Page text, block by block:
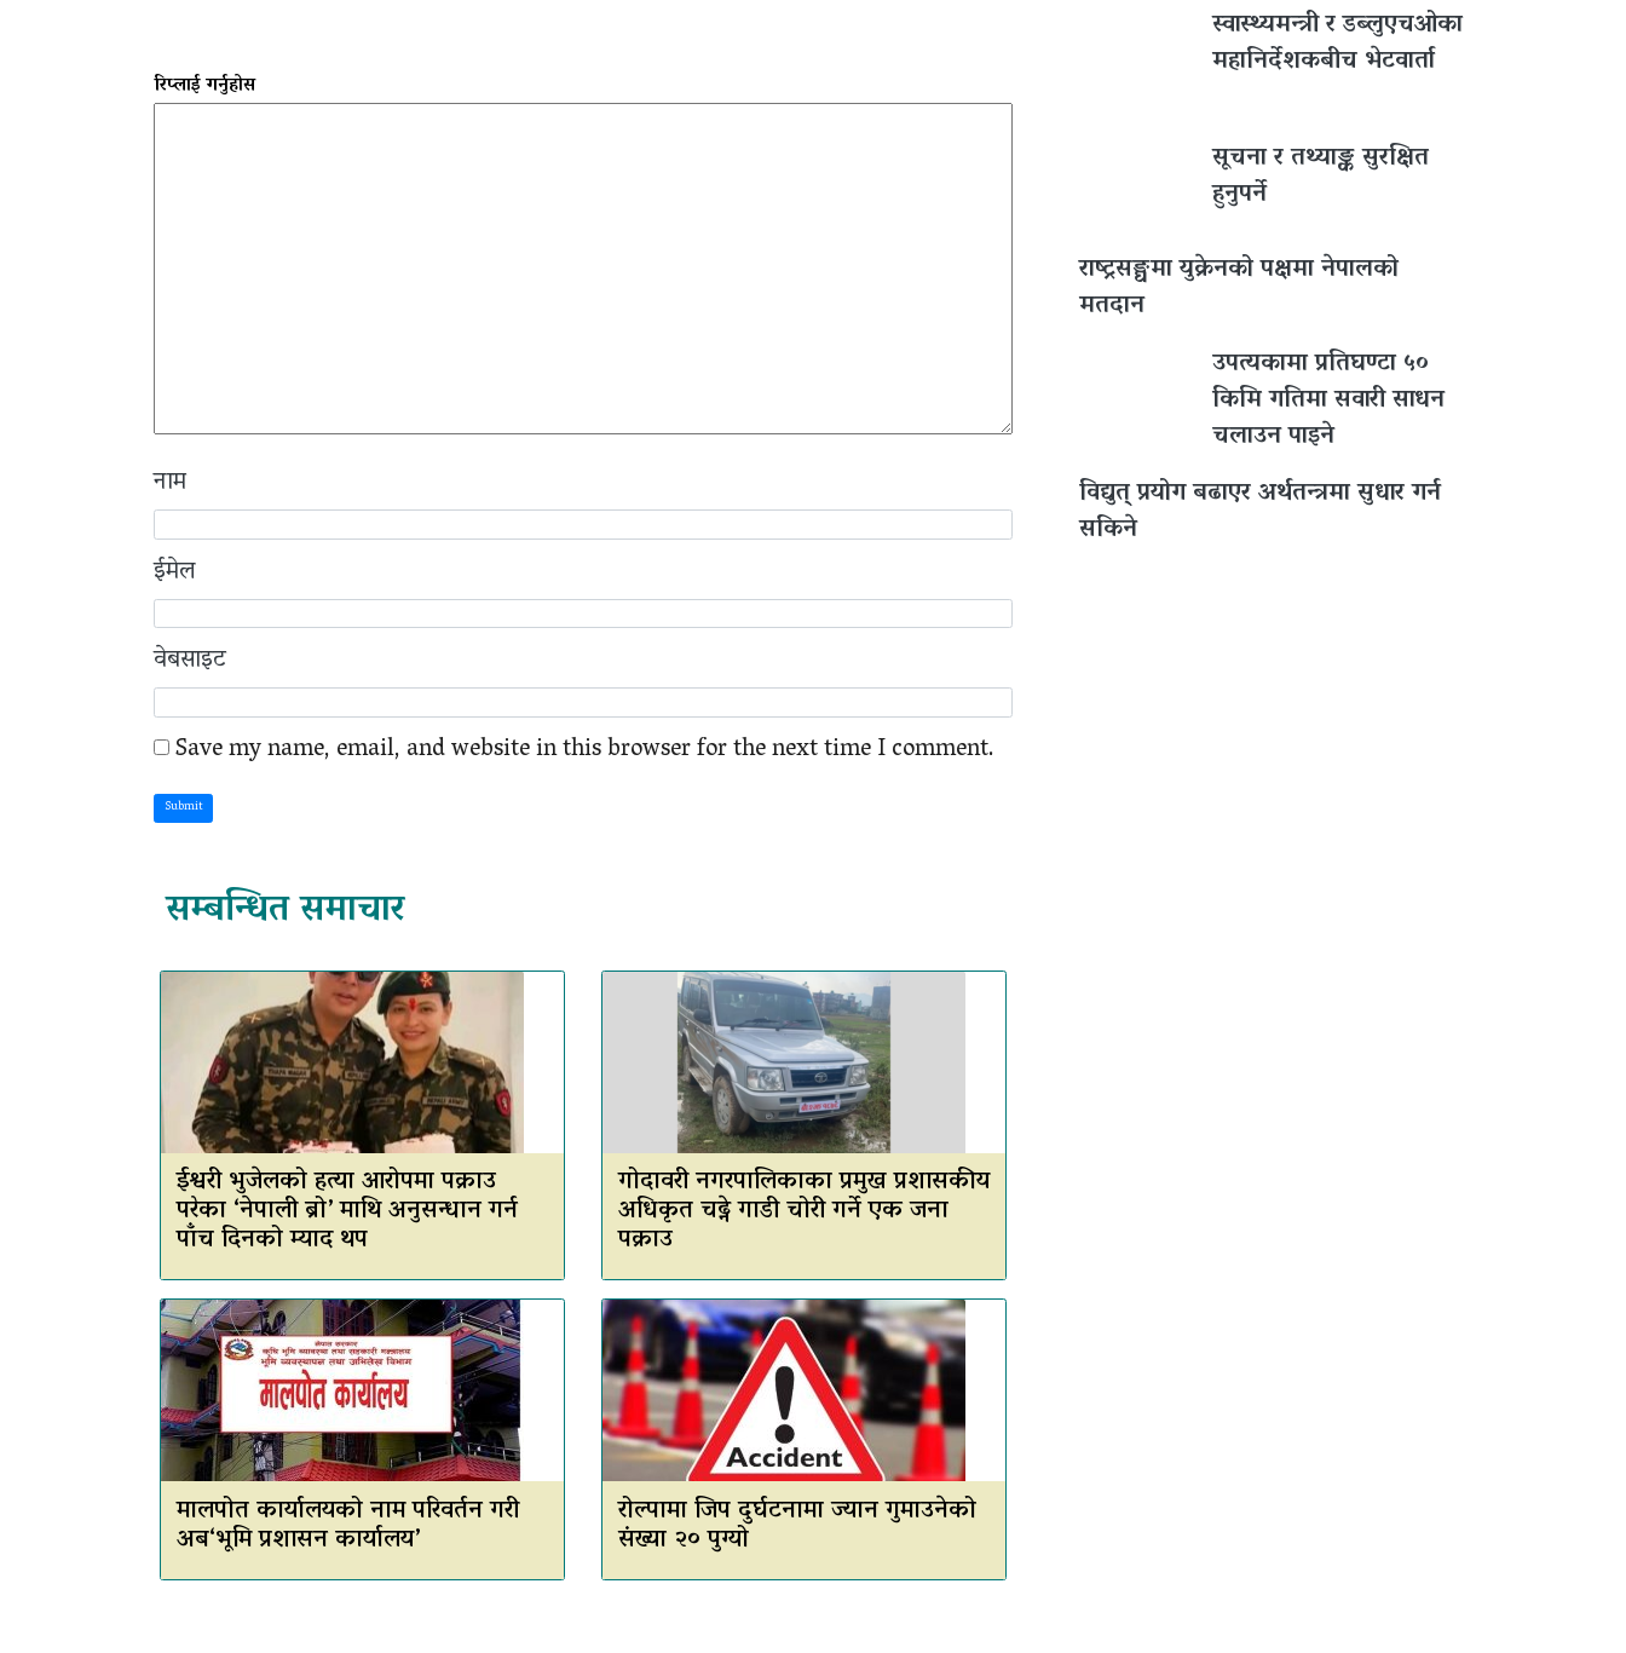
रिप्लाई गर्नुहोस
नाम
ईमेल
वेबसाइट
Save my name, email, and website in this browser for the next time I comment.
Submit
सम्बन्धित समाचार
ईश्वरी भुजेलको हत्या आरोपमा पक्राउ
परेका ‘नेपाली ब्रो’ माथि अनुसन्धान गर्न
पाँच दिनको म्याद थप
गोदावरी नगरपालिकाका प्रमुख प्रशासकीय
अधिकृत चढ्ने गाडी चोरी गर्ने एक जना
पक्राउ
मालपोत कार्यालयको नाम परिवर्तन गरी
अब‘भूमि प्रशासन कार्यालय’
रोल्पामा जिप दुर्घटनामा ज्यान गुमाउनेको
संख्या २० पुग्यो
स्वास्थ्यमन्त्री र डब्लुएचओका
महानिर्देशकबीच भेटवार्ता
सूचना र तथ्याङ्क सुरक्षित
हुनुपर्ने
राष्ट्रसङ्घमा युक्रेनको पक्षमा नेपालको
मतदान
उपत्यकामा प्रतिघण्टा ५०
किमि गतिमा सवारी साधन
चलाउन पाइने
विद्युत् प्रयोग बढाएर अर्थतन्त्रमा सुधार गर्न
सकिने